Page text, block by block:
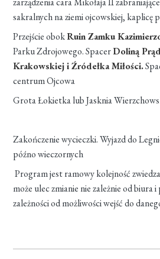
sakralnych na ziemi ojcowskiej, kaplicę
Przejście obokRuin Zamku
Parku Zdrojowego. SpacerDoliną
Krakowskiej i Źródełka Miłości.
centrum Ojcowa
Grota Łokietka lub Jasknia
Zakończenie wycieczki. Wyjazd do
późno wieczornych
Program jest ramowy kolejność
może ulec zmianie nie zależnie od biura
zależności od możliwości wejść do